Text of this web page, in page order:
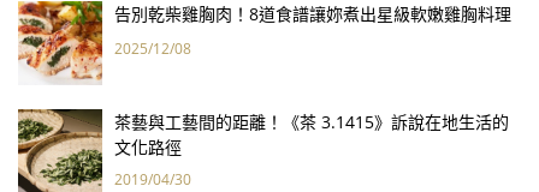
告別乾柴雞胸肉！8道食譜讓妳煮出星級軟嫩雞胸料理
2025/12/08
茶藝與工藝間的距離！《茶 3.1415》訴說在地生活的
文化路徑
2019/04/30